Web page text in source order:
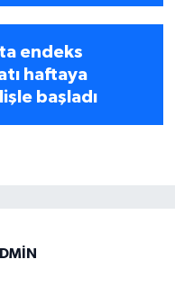
endeks
haftaya
başladı